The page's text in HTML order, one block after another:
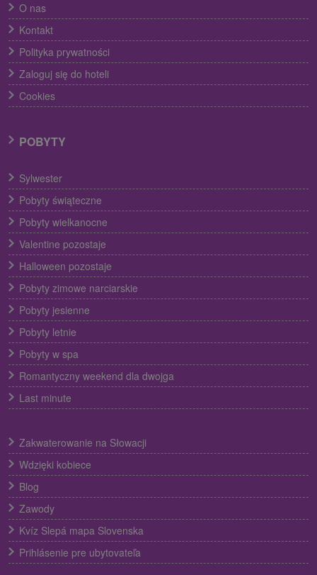
O nas
Kontakt
Polityka prywatności
Zaloguj się do hoteli
Cookies
POBYTY
Sylwester
Pobyty świąteczne
Pobyty wielkanocne
Valentine pozostaje
Halloween pozostaje
Pobyty zimowe narciarskie
Pobyty jesienne
Pobyty letnie
Pobyty w spa
Romantyczny weekend dla dwojga
Last minute
Zakwaterowanie na Słowacji
Wdzięki kobiece
Blog
Zawody
Kvíz Slepá mapa Slovenska
Prihlásenie pre ubytovateľa